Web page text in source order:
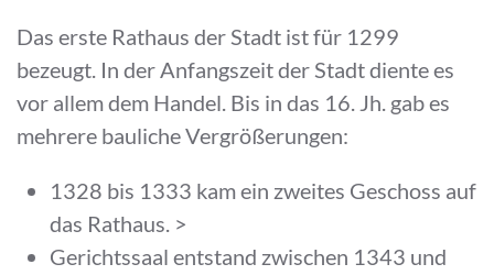
Das erste Rathaus der Stadt ist für 1299
bezeugt. In der Anfangszeit der Stadt diente es
vor allem dem Handel. Bis in das 16. Jh. gab es
mehrere bauliche Vergrößerungen:
1328 bis 1333 kam ein zweites Geschoss auf
das Rathaus. >
Gerichtssaal entstand zwischen 1343 und